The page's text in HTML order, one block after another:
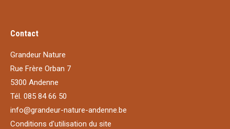
Contact
Grandeur Nature
Rue Frère Orban 7
5300 Andenne
Tél. 085 84 66 50
info@grandeur-nature-andenne.be
Conditions d'utilisation du site